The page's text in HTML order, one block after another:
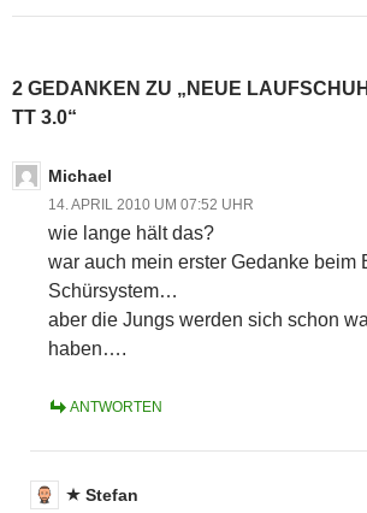
2 GEDANKEN ZU „NEUE
TT 3.0“
Michael
14. APRIL 2010 UM 07:52 UHR
wie lange hält das?
war auch mein erster Gedanke beim
Schürsystem…
aber die Jungs werden sich schon
haben….
ANTWORTEN
Stefan